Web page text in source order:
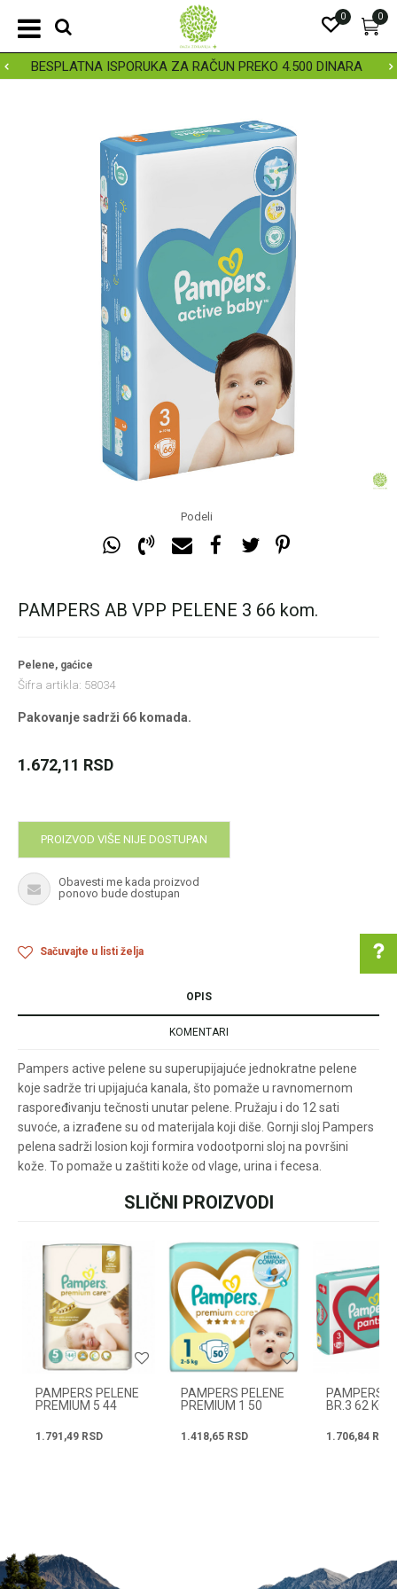
BESPLATNA ISPORUKA ZA RAČUN PREKO 4.500 DINARA
0
0
Podeli
PAMPERS AB VPP PELENE 3 66 kom.
Pelene, gaćice
Šifra artikla: 58034
Pakovanje sadrži 66 komada.
1.672,11 RSD
PROIZVOD VIŠE NIJE DOSTUPAN
Obavesti me kada proizvod
ponovo bude dostupan
Sačuvajte u listi želja
Pomoć pri kupovini
Za više informacija u
vezi online porudžbine
pišite nam:
customers@oazazdrav
lja.rs
+381631105804
Radno vreme
Svakog radnog dana od
08h do 16h
OPIS
KOMENTARI
Pampers active pelene su superupijajuće jednokratne pelene
koje sadrže tri upijajuća kanala, što pomaže u ravnomernom
raspoređivanju tečnosti unutar pelene. Pružaju i do 12 sati
suvoće, a izrađene su od materijala koji diše. Gornji sloj Pampers
pelena sadrži losion koji formira vodootporni sloj na površini
kože. To pomaže u zaštiti kože od vlage, urina i fecesa.
Email
SLIČNI PROIZVODI
PAMPERS PELENE
PREMIUM 5 44
1.791,49 RSD
PAMPERS PELENE
PREMIUM 1 50
1.418,65 RSD
PAMPERS
BR.3 62
1.706,84 RSD